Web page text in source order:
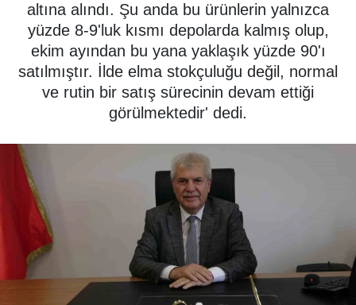
altına alındı. Şu anda bu ürünlerin yalnızca
yüzde 8-9'luk kısmı depolarda kalmış olup,
ekim ayından bu yana yaklaşık yüzde 90'ı
satılmıştır. İlde elma stokçuluğu değil, normal
ve rutin bir satış sürecinin devam ettiği
görülmektedir' dedi.
BİLİM - TEKNOLOJİ
KADIN
KÜLTÜR SANAT
MAGAZİN